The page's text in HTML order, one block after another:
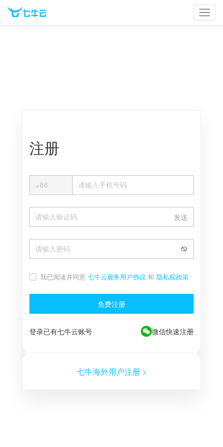
注册
+
+86
发送
我已阅读并同意 七牛云服务用户协议 和 隐私权政策
免费注册
登录已有七牛云账号 微信快速注册
七牛海外用户注册 >